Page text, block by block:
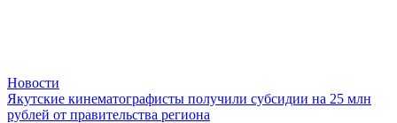
Новости
Якутские кинематографисты получили субсидии на 25 млн
рублей от правительства региона